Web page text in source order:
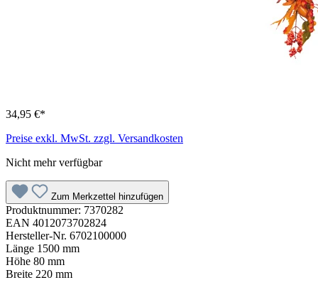
34,95 €*
Preise exkl. MwSt. zzgl. Versandkosten
Nicht mehr verfügbar
Zum Merkzettel hinzufügen
Produktnummer: 7370282
EAN 4012073702824
Hersteller-Nr. 6702100000
Länge 1500 mm
Höhe 80 mm
Breite 220 mm